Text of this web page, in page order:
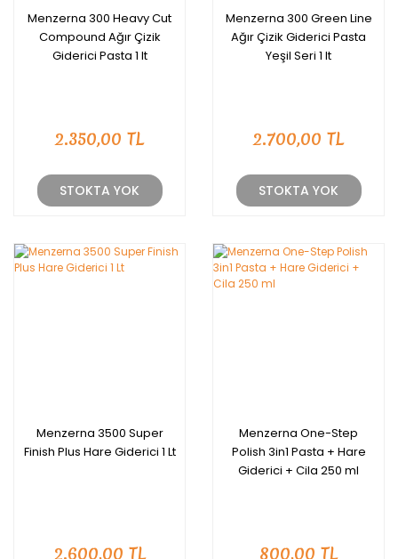
Menzerna 300 Heavy Cut
Compound Ağır Çizik
Giderici Pasta 1 lt
2.350,00 TL
STOKTA YOK
Menzerna 300 Green Line
Ağır Çizik Giderici Pasta
Yeşil Seri 1 lt
2.700,00 TL
STOKTA YOK
Menzerna 3500 Super
Finish Plus Hare Giderici 1 Lt
2.600,00 TL
Menzerna One-Step
Polish 3in1 Pasta + Hare
Giderici + Cila 250 ml
800,00 TL